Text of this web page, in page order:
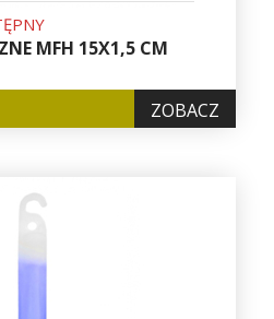
MFH 15X1,5 CM
ZOBACZ